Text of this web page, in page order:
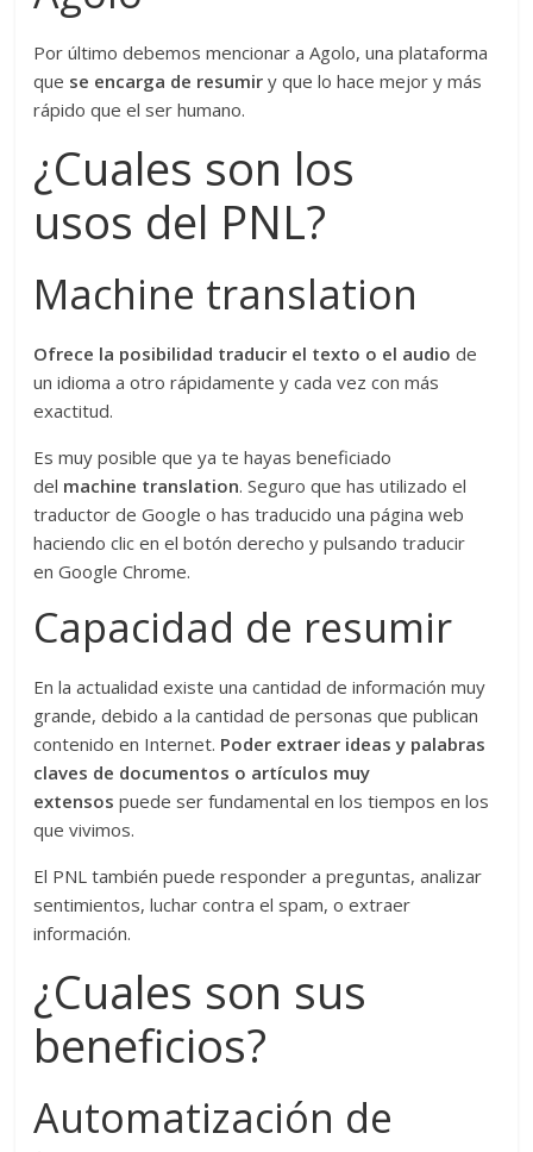
Por último debemos mencionar a Agolo, una plataforma
que se encarga de resumiry que lo hace mejor y más
rápido que el ser humano.
¿Cuales son los
usos del PNL?
Machine translation
Ofrece la posibilidad traducir el texto o el audio de
un idioma a otro rápidamente y cada vez con más
exactitud.
Es muy posible que ya te hayas beneficiado
del machine translation. Seguro que has utilizado el
traductor de Google o has traducido una página web
haciendo clic en el botón derecho y pulsando traducir
en Google Chrome.
Capacidad de resumir
En la actualidad existe una cantidad de información muy
grande, debido a la cantidad de personas que publican
contenido en Internet. Poder extraer ideas y palabras
claves de documentos o artículos muy
extensos puede ser fundamental en los tiempos en los
que vivimos.
El PNL también puede responder a preguntas, analizar
sentimientos, luchar contra el spam, o extraer
información.
¿Cuales son sus
beneficios?
Automatización de